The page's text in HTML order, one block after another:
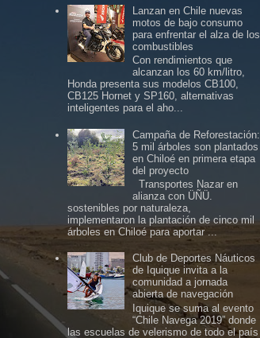
Lanzan en Chile nuevas
motos de bajo consumo
para enfrentar el alza de los
combustibles
Con rendimientos que
alcanzan los 60 km/litro,
Honda presenta sus modelos CB100,
CB125 Hornet y SP160, alternativas
inteligentes para el aho...
Campaña de Reforestación:
5 mil árboles son plantados
en Chiloé en primera etapa
del proyecto
Transportes Nazar en
alianza con ÜÑÜ.
sostenibles por naturaleza,
implementaron la plantación de cinco mil
árboles en Chiloé para aportar ...
Club de Deportes Náuticos
de Iquique invita a la
comunidad a jornada
abierta de navegación
Iquique se suma al evento
“Chile Navega 2019” donde
las escuelas de velerismo de todo el país